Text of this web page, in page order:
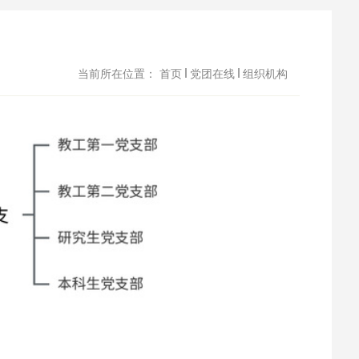
当前所在位置：首页 党团在线 组织机构